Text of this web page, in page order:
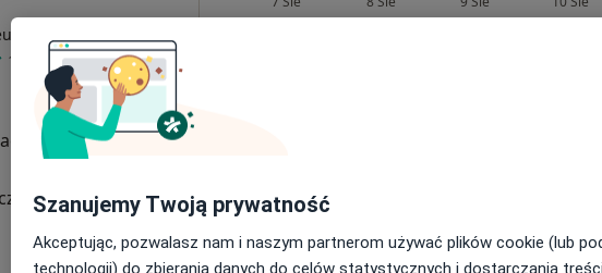
120 opinii
Mapa
od 180 zł
Szanujemy Twoją prywatność
Akceptując, pozwalasz nam i naszym partnerom używać plików cookie (lub
technologii) do zbierania danych do celów statystycznych i dostarczania